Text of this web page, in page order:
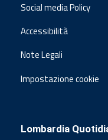
Social media Policy
Accessibilità
Note Legali
Impostazione cookie
Lombardia